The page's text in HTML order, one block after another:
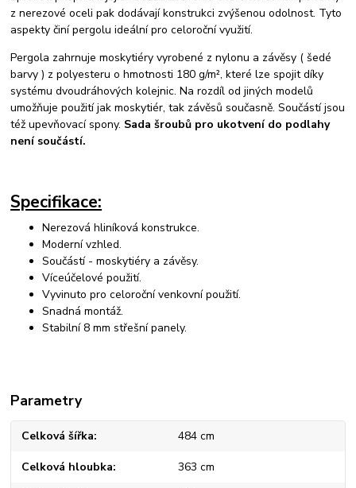
z nerezové oceli pak dodávají konstrukci zvýšenou odolnost. Tyto
aspekty činí pergolu ideální pro celoroční využití.
Pergola zahrnuje moskytiéry vyrobené z nylonu a závěsy ( šedé
barvy ) z polyesteru o hmotnosti 180 g/m², které lze spojit díky
systému dvoudráhových kolejnic. Na rozdíl od jiných modelů
umožňuje použití jak moskytiér, tak závěsů současně. Součástí jsou
též upevňovací spony. Sada šroubů pro ukotvení do podlahy
není součástí.
Specifikace:
Nerezová hliníková konstrukce.
Moderní vzhled.
Součástí - moskytiéry a závěsy.
Víceúčelové použití.
Vyvinuto pro celoroční venkovní použití.
Snadná montáž.
Stabilní 8 mm střešní panely.
Parametry
Celková šířka 484 cm
Celková hloubka 363 cm